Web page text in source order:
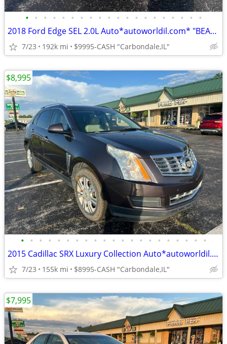
• • • • • • • • • • • • • • • • • • • •
2018 Ford Edge SEL 2.0L Auto*autoworldil.com* "BEAUTIFUL MID SIZE SUV"
7/23 192k mi $9995-CASH "Carbondale,IL"
• • • • • • • • • • • • • • • • • • • • •
2015 Cadillac SRX Luxury Collection Auto*autoworldil.com*"DRIVE/STYLE"
7/23 155k mi $8995-CASH "Carbondale,IL"
$8,995
$7,995